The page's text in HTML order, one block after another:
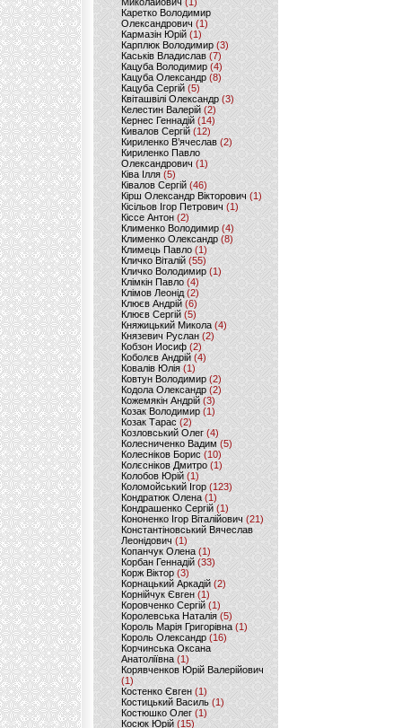
Каретко Володимир
Олександрович (1)
Кармазін Юрій(1)
Карплюк Володимир(3)
Каськів Владислав (7)
Кацуба Володимир (4)
Кацуба Олександр (8)
Кацуба Сергій (5)
Квіташвілі Олександр(3)
Келестин Валерій(2)
Кернес Геннадій (14)
Кивалов Сергій (12)
Кириленко В’ячеслав (2)
Кириленко Павло
Олександрович (1)
Ківа Ілля (5)
Ківалов Сергій(46)
Кірш Олександр Вікторович (1)
Кісільов Ігор Петрович (1)
Кіссе Антон (2)
Клименко Володимир(4)
Клименко Олександр (8)
Климець Павло (1)
Кличко Віталій(55)
Кличко Володимир (1)
Клімкін Павло (4)
Клімов Леонід(2)
Клюєв Андрій(6)
Клюєв Сергій (5)
Княжицький Микола(4)
Князевич Руслан (2)
Кобзон Иосиф(2)
Коболєв Андрій (4)
Ковалів Юлія(1)
Ковтун Володимир (2)
Кодола Олександр (2)
Кожемякін Андрій (3)
Козак Володимир (1)
Козак Тарас (2)
Козловський Олег(4)
Колесниченко Вадим (5)
Колесніков Борис (10)
Колєсніков Дмитро (1)
Колобов Юрій (1)
Коломойський Ігор (123)
Кондратюк Олена(1)
Кондрашенко Сергій (1)
Кононенко Ігор Віталійович (21)
Константіновський Вячеслав
Леонідович (1)
Копанчук Олена (1)
Корбан Геннадій (33)
Корж Віктор (3)
Корнацький Аркадій (2)
Корнійчук Євген (1)
Коровченко Сергій (1)
Королевська Наталія(5)
Король Марія Григорівна (1)
Король Олександр (16)
Корчинська Оксана
Анатоліївна (1)
Корявченков Юрій Валерійович
(1)
Костенко Євген (1)
Костицький Василь (1)
Костюшко Олег (1)
Косюк Юрій (15)